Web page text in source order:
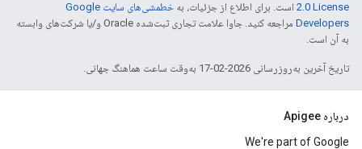
2.0 License است. برای اطلاع از جزئیات، به
خطمشی‌های سایت Google
Developers‏
مراجعه کنید. جاوا علامت تجاری ثبت‌شده Oracle و/یا شرکت‌های وابسته
به آن است.
تاریخ آخرین به‌روزرسانی 2026-02-17 به‌وقت ساعت هماهنگ جهانی.
درباره Apigee
We're part of Google